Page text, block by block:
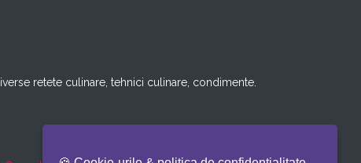
retete culinare, tehnici culinare, condimente.